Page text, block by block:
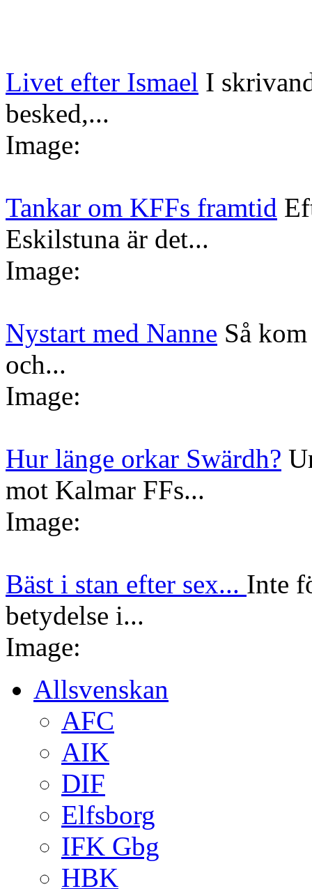
Livet efter Ismael I
besked,...
Image:
Tankar om KFFs framtid
Eskilstuna är det...
Image:
Nystart med Nanne Så
och...
Image:
Hur länge orkar Swärdh?
mot Kalmar FFs...
Image:
Bäst i stan efter sex... Inte
betydelse i...
Image:
Allsvenskan
AFC
AIK
DIF
Elfsborg
IFK Gbg
HBK